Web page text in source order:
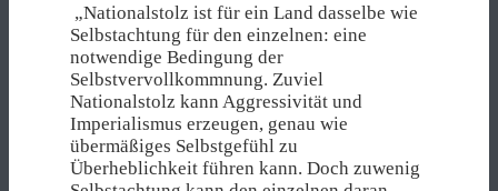
„Nationalstolz ist für ein Land dasselbe wie
Selbstachtung für den einzelnen: eine
notwendige Bedingung der
Selbstvervollkommnung. Zuviel
Nationalstolz kann Aggressivität und
Imperialismus erzeugen, genau wie
übermäßiges Selbstgefühl zu
Überheblichkeit führen kann. Doch zuwenig